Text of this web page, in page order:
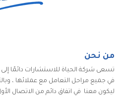
من نحن
تسعى شركة الحياة للاستشارات دائمًا إلى
في جميع مراحل التعامل مع عملائها ،
ليكون معنا في اتفاق دائم من الاتصال